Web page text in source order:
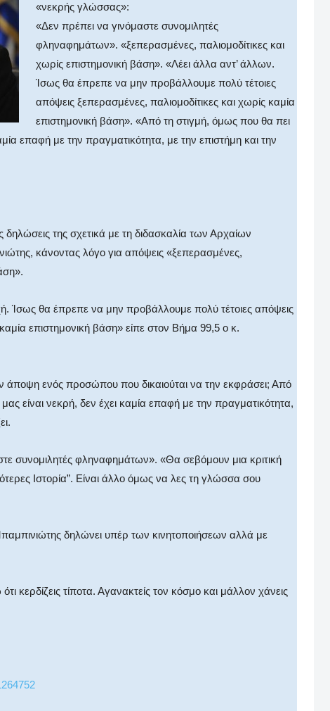
«νεκρής γλώσσας»:
«Δεν πρέπει να γινόμαστε συνομιλητές
φληναφημάτων». «ξεπερασμένες, παλιομοδίτικες και
χωρίς επιστημονική βάση». «Λέει άλλα αντ’ άλλων.
Ίσως θα έπρεπε να μην προβάλλουμε πολύ τέτοιες
απόψεις ξεπερασμένες, παλιομοδίτικες και χωρίς καμία
επιστημονική βάση». «Από τη στιγμή, όμως που θα πει
επαφή με την πραγματικότητα, με την επιστήμη και την
της σχετικά με τη διδασκαλία των Αρχαίων
κάνοντας λόγο για απόψεις «ξεπερασμένες,
Ίσως θα έπρεπε να μην προβάλλουμε πολύ τέτοιες απόψεις
επιστημονική βάση» είπε στον Βήμα 99,5 ο κ.
άποψη ενός προσώπου που δικαιούται να την εκφράσει; Από
είναι νεκρή, δεν έχει καμία επαφή με την πραγματικότητα,
συνομιλητές φληναφημάτων». «Θα σεβόμουν μια κριτική
Ιστορία”. Είναι άλλο όμως να λες τη γλώσσα σου
δηλώνει υπέρ των κινητοποιήσεων αλλά με
κερδίζεις τίποτα. Αγανακτείς τον κόσμο και μάλλον χάνεις